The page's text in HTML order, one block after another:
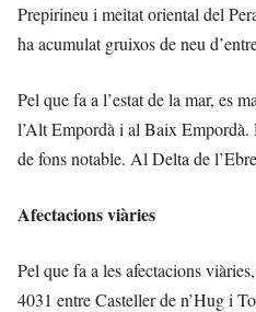
Prepirineu i meitat oriental del
ha acumulat gruixos de neu
Pel que fa a l’estat de la mar, es
l’Alt Empordà i al Baix Empordà.
de fons notable. Al Delta de
Afectacions viàries
Pel que fa a les afectacions
4031 entre Casteller de n’Hug i